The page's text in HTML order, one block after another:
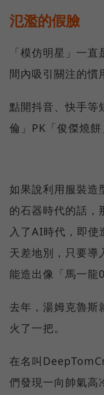
氾濫的假臉
「模仿明星」一
間內吸引關注的慣
點開抖音、快手等
倫」PK「俊傑燒餅
如果說利用服裝造
的石器時代的話，
入了AI時代，即使
天差地別，只要導
能造出像「馬一龍
去年，湯姆克魯
火了一把。
在名叫
們發現一向帥氣高